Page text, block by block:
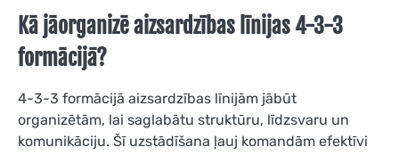
Kā jāorganizē aizsardzības līnijas 4-3-3
formācijā?
4-3-3 formācijā aizsardzības līnijām jābūt
organizētām, lai saglabātu struktūru, līdzsvaru un
komunikāciju. Šī uzstādīšana ļauj komandām efektīvi